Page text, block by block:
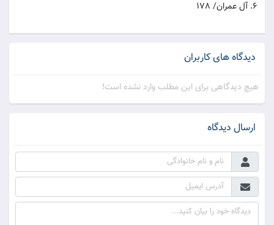
6. آل عمران/ 178
دیدگاه های کاربران
هیچ دیدگاهی برای این مطلب وارد نشده است!
ارسال دیدگاه